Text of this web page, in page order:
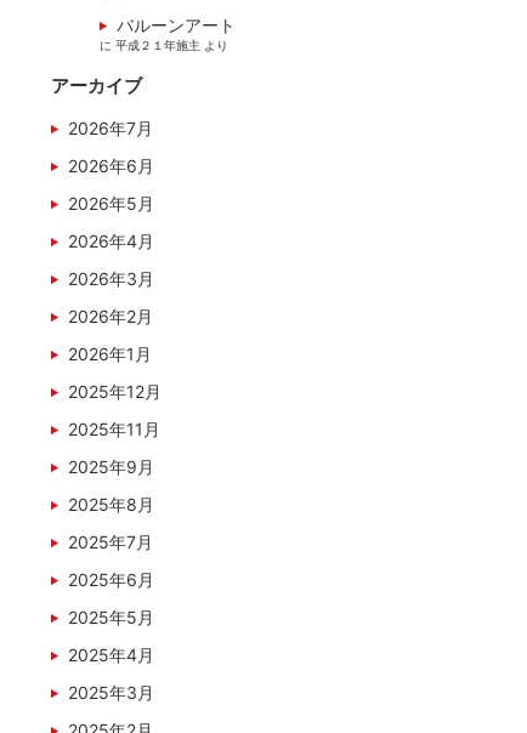
バルーンアート
に 平成２１年施主 より
アーカイブ
2026年7月
2026年6月
2026年5月
2026年4月
2026年3月
2026年2月
2026年1月
2025年12月
2025年11月
2025年9月
2025年8月
2025年7月
2025年6月
2025年5月
2025年4月
2025年3月